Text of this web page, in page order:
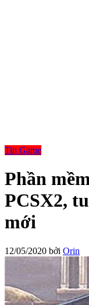
Tin Game
Phần
PCSX2,
mới
12/05/2020 bởi Orin